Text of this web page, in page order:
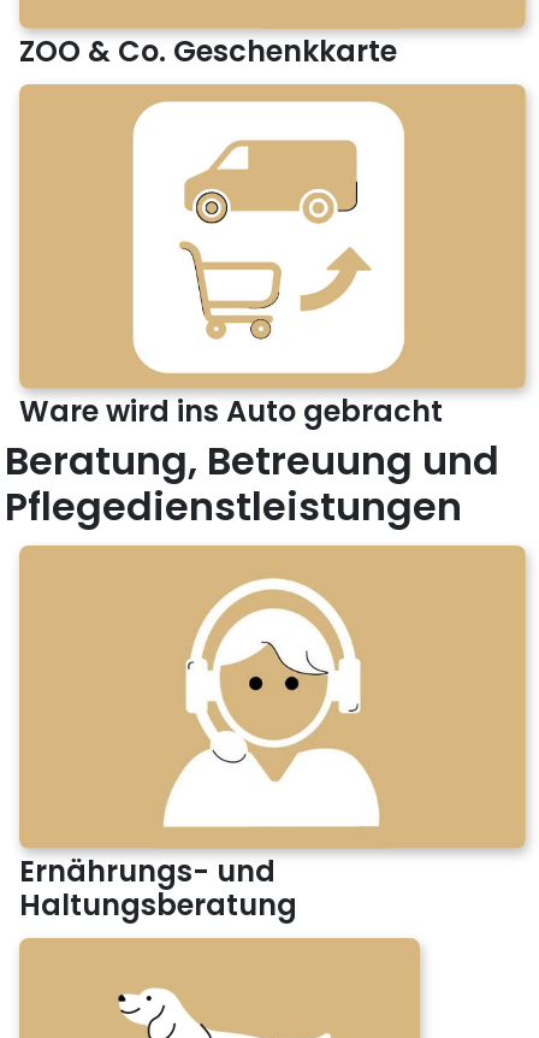
ZOO & Co. Geschenkkarte
Ware wird ins Auto gebracht
Beratung, Betreuung und
Pflegedienstleistungen
Ernährungs- und
Haltungsberatung